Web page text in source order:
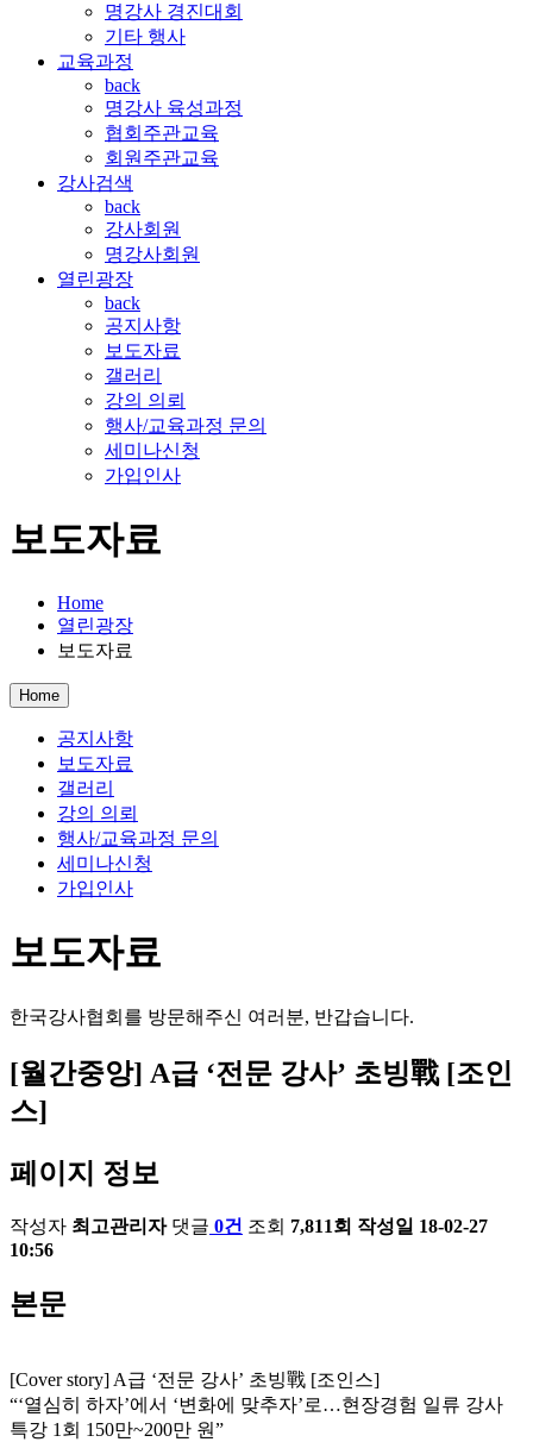
명강사 경진대회
기타 행사
교육과정
back
명강사 육성과정
협회주관교육
회원주관교육
강사검색
back
강사회원
명강사회원
열린광장
back
공지사항
보도자료
갤러리
강의 의뢰
행사/교육과정 문의
세미나신청
가입인사
보도자료
Home
열린광장
보도자료
Home
공지사항
보도자료
갤러리
강의 의뢰
행사/교육과정 문의
세미나신청
가입인사
보도자료
한국강사협회를 방문해주신 여러분, 반갑습니다.
[월간중앙] A급 ‘전문 강사’ 초빙戰 [조인
스]
페이지 정보
작성자 최고관리자 댓글 0건 조회 7,811회 작성일 18-02-27
10:56
본문
[Cover story] A급 ‘전문 강사’ 초빙戰 [조인스]
“‘열심히 하자’에서 ‘변화에 맞추자’로…현장경험 일류 강사
특강 1회 150만~200만 원”